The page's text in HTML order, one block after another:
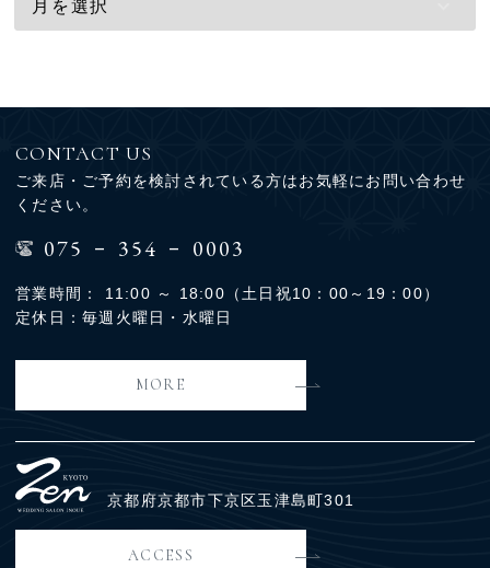
CONTACT US
ご来店・ご予約を検討されている方はお気軽にお問い合わせ
ください。
075 - 354 - 0003
営業時間： 11:00 ～ 18:00（土日祝10：00～19：00）
定休日：毎週火曜日・水曜日
MORE
京都府京都市下京区玉津島町301
ACCESS